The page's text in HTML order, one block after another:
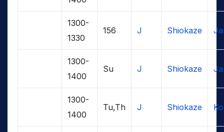
1300-
1330
156 J Shiokaze
1300-
1400
Su J Shiokaze
1300-
1400
Tu,Th J Shiokaze